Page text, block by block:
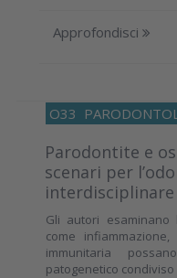
Approfondisci
O33
Parodontite e
scenari per
interdisciplinare
Gli autori
come
immunitaria
patogenetico condiviso